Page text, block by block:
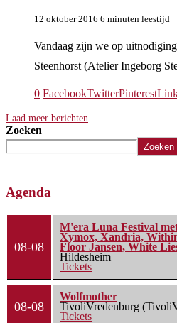
12 oktober 2016 6 minuten leestijd
Vandaag zijn we op
Steenhorst (Atelier Ingeborg
0 FacebookTwitterPinterest
Laad meer berichten
Zoeken
Zoeken
Agenda
08-08
M'era Luna Festival
Xymox, Xandria,
Floor Jansen, White
Hildesheim
Tickets
08-08
Wolfmother
TivoliVredenburg
Tickets